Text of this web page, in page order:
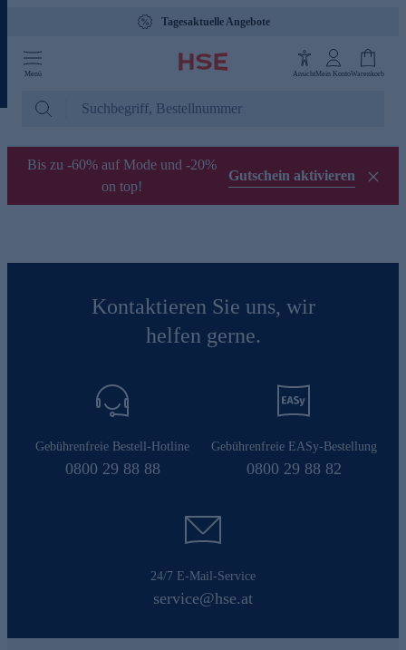
Tagesaktuelle Angebote
Menü AnsichtMein KontoWarenkorb
Bis zu -60% auf Mode und -20%
on top!
Gutschein aktivieren
Kontaktieren Sie uns, wir
helfen gerne.
Gebührenfreie Bestell-Hotline
0800 29 88 88
Gebührenfreie EASy-Bestellung
0800 29 88 82
24/7 E-Mail-Service
service@hse.at